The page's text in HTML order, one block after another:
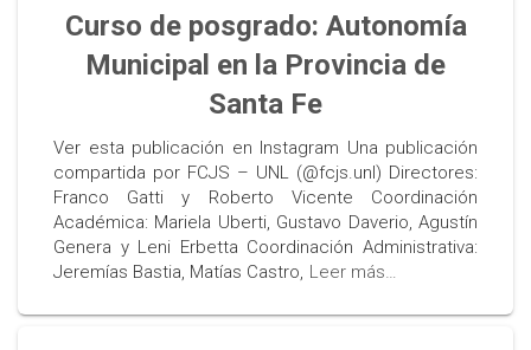
Curso de posgrado: Autonomía
Municipal en la Provincia de
Santa Fe
Ver esta publicación en Instagram Una publicación
compartida por FCJS – UNL (@fcjs.unl) Directores:
Franco Gatti y Roberto Vicente Coordinación
Académica: Mariela Uberti, Gustavo Daverio, Agustín
Genera y Leni Erbetta Coordinación Administrativa:
Jeremías Bastia, Matías Castro, Leer más…